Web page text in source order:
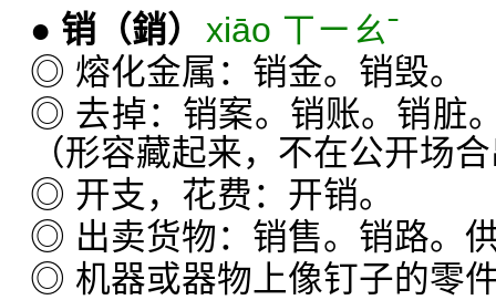
● 销 （銷） xiāo ㄒㄧㄠˉ
◎ 熔化金属：销金。销毁。
◎ 去掉：销案。销账。销脏
（形容藏起来，不在公开场
◎ 开支，花费：开销。
◎ 出卖货物：销售。销路。
◎ 机器或器物上像钉子的零